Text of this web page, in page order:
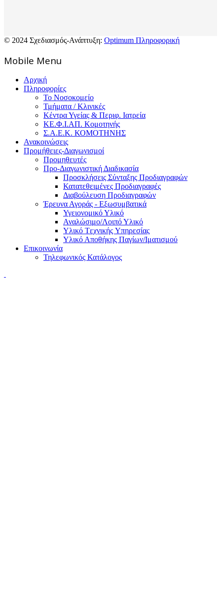
© 2024 Σχεδιασμός-Ανάπτυξη: Optimum Πληροφορική
Mοbile Menu
Αρχική
Πληροφορίες
Το Νοσοκομείο
Τμήματα / Κλινικές
Κέντρα Υγείας & Περιφ. Ιατρεία
ΚΕ.Φ.Ι.ΑΠ. Κομοτηνής
Σ.Α.Ε.Κ. ΚΟΜΟΤΗΝΗΣ
Ανακοινώσεις
Προμήθειες-Διαγωνισμοί
Προμηθευτές
Προ-Διαγωνιστική Διαδικασία
Προσκλήσεις Σύνταξης Προδιαγραφών
Κατατεθειμένες Προδιαγραφές
Διαβούλευση Προδιαγραφών
Έρευνα Αγοράς - Εξωσυμβατικά
Υγειονομικό Υλικό
Αναλώσιμο/Λοιπό Υλικό
Υλικό Tεχνικής Yπηρεσίας
Υλικό Αποθήκης Παγίων/Ιματισμού
Επικοινωνία
Τηλεφωνικός Κατάλογος